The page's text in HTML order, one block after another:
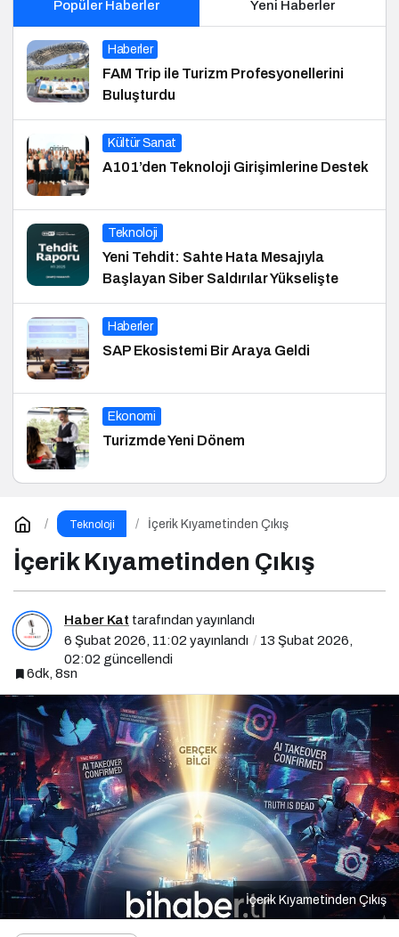
Popüler Haberler Yeni Haberler
Haberler
FAM Trip ile Turizm Profesyonellerini
Buluşturdu
Kültür Sanat
A101’den Teknoloji Girişimlerine Destek
Teknoloji
Yeni Tehdit: Sahte Hata Mesajıyla
Başlayan Siber Saldırılar Yükselişte
Haberler
SAP Ekosistemi Bir Araya Geldi
Ekonomi
Turizmde Yeni Dönem
Teknoloji İçerik Kıyametinden Çıkış
İçerik Kıyametinden Çıkış
Haber Kat tarafından yayınlandı
6 Şubat 2026, 11:02 yayınlandı
13 Şubat 2026,
02:02 güncellendi
6dk, 8sn
İçerik Kıyametinden Çıkış